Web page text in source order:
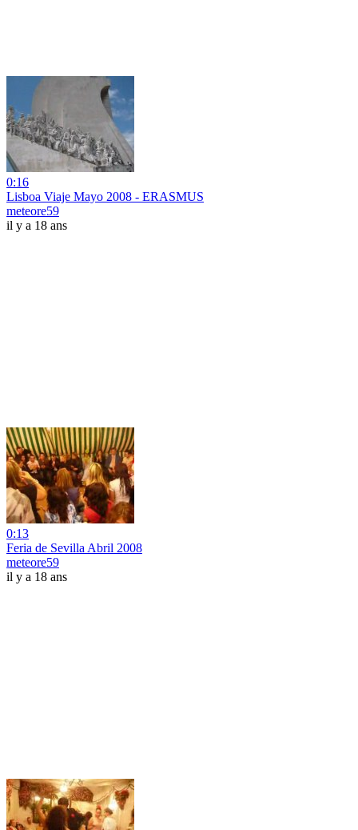
0:16
Lisboa Viaje Mayo 2008 - ERASMUS
meteore59
il y a 18 ans
0:13
Feria de Sevilla Abril 2008
meteore59
il y a 18 ans